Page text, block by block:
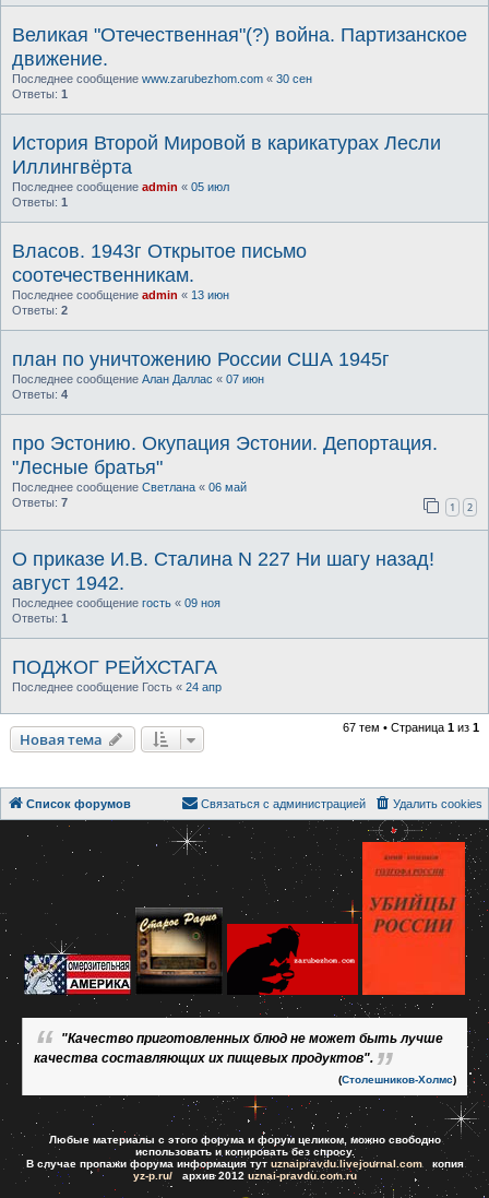
Великая "Отечественная"(?) война. Партизанское
движение.
Последнее сообщение www.zarubezhom.com « 30 сен
Ответы: 1
История Второй Мировой в карикатурах Лесли
Иллингвёрта
Последнее сообщение admin « 05 июл
Ответы: 1
Власов. 1943г Открытое письмо
соотечественникам.
Последнее сообщение admin « 13 июн
Ответы: 2
план по уничтожению России США 1945г
Последнее сообщение Алан Даллас « 07 июн
Ответы: 4
про Эстонию. Окупация Эстонии. Депортация.
"Лесные братья"
Последнее сообщение Светлана « 06 май
Ответы: 7 1 2
О приказе И.В. Сталина N 227 Ни шагу назад!
август 1942.
Последнее сообщение гость « 09 ноя
Ответы: 1
ПОДЖОГ РЕЙХСТАГА
Последнее сообщение Гость « 24 апр
Новая тема
67 тем • Страница 1 из 1
Список форумов Удалить cookies
Связаться с администрацией
"Качество приготовленных блюд не может быть лучше
качества составляющих их пищевых продуктов".
(Столешников-Холмс)
Любые материалы с этого форума и форум целиком, можно свободно
использовать и копировать без спросу.
В случае пропажи форума информация тут uznaipravdu.livejournal.comкопия
yz-p.ru/архив 2012 uznai-pravdu.com.ru